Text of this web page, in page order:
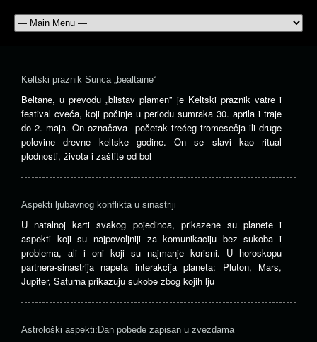
Keltski praznik Sunca „bealtaine“
Beltane, u prevodu „blistav plamen” je Keltski praznik vatre i
festival cveća, koji počinje u periodu sumraka 30. aprila i traje
do 2. maja. On označava početak trećeg tromesečja ili druge
polovine drevne keltske godine. On se slavi kao ritual
plodnosti, života i zaštite od bol
Aspekti ljubavnog konflikta u sinastriji
U natalnoj karti svakog pojedinca, prikazene su planete i
aspekti koji su najpovoljniji za komunikaciju bez sukoba i
problema, ali i oni koji su najmanje korisni. U horoskopu
partnera-sinastrija napeta interakcija planeta: Pluton, Mars,
Jupiter, Saturna prikazuju sukobe zbog kojih lju
Astrološki aspekti:Dan pobede zapisan u zvezdama